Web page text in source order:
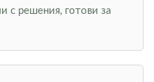
с решения, готови за